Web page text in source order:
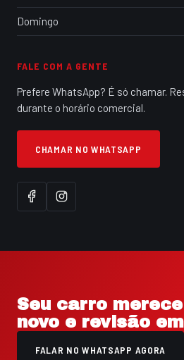
Domingo
FALE COM A GENTE
Prefere WhatsApp? É só chamar.
durante o horário comercial.
CHAMAR NO WHATSAPP
Seu carro
novo e revisão
FALAR NO WHATSAPP AGORA